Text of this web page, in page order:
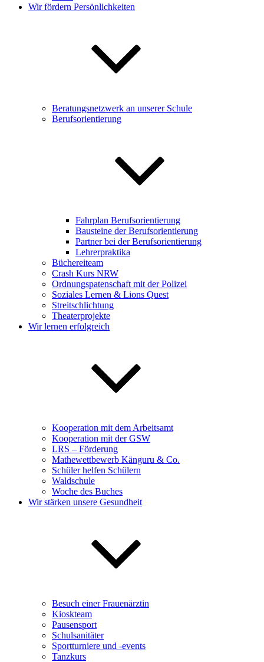
Wir fördern Persönlichkeiten
Beratungsnetzwerk an unserer Schule
Berufsorientierung
Fahrplan Berufsorientierung
Bausteine der Berufsorientierung
Partner bei der Berufsorientierung
Lehrerpraktika
Büchereiteam
Crash Kurs NRW
Ordnungspatenschaft mit der Polizei
Soziales Lernen & Lions Quest
Streitschlichtung
Theaterprojekte
Wir lernen erfolgreich
Kooperation mit dem Arbeitsamt
Kooperation mit der GSW
LRS – Förderung
Mathewettbewerb Känguru & Co.
Schüler helfen Schülern
Waldschule
Woche des Buches
Wir stärken unsere Gesundheit
Besuch einer Frauenärztin
Kioskteam
Pausensport
Schulsanitäter
Sportturniere und -events
Tanzkurs